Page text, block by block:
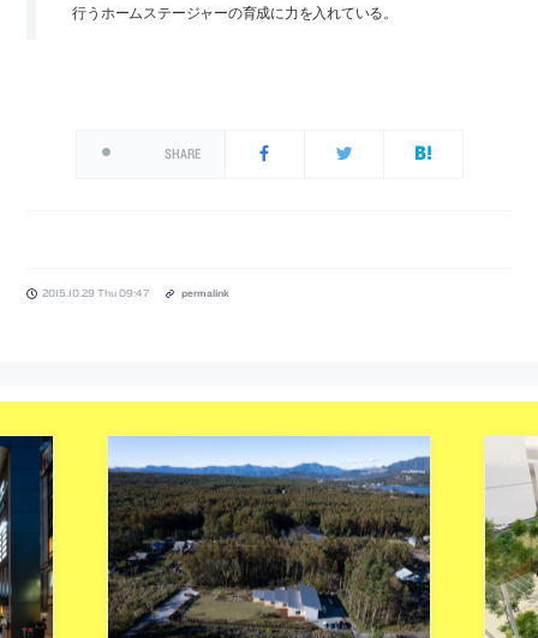
行うホームステージャーの育成に力を入れている。
SHARE
2015.10.29 Thu 09:47 permalink